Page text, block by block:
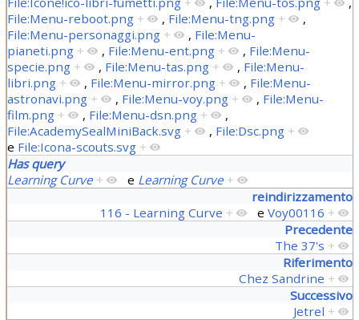
File:Menu-reboot.png + , File:Menu-tng.png +
,
File:Menu-personaggi.png + , File:Menu-
pianeti.png + , File:Menu-ent.png + , File:Menu-
specie.png + , File:Menu-tas.png + , File:Menu-
libri.png + , File:Menu-mirror.png + , File:Menu-
astronavi.png + , File:Menu-voy.png + , File:Menu-
film.png + , File:Menu-dsn.png +
,
File:AcademySealMiniBack.svg + , File:Dsc.png +
e File:Icona-scouts.svg +
Has query
Learning Curve + e Learning Curve +
reindirizzamento
116 - Learning Curve + eVoy00116 +
Precedente
The 37's +
Riferimento
Chez Sandrine +
Successivo
Jetrel +